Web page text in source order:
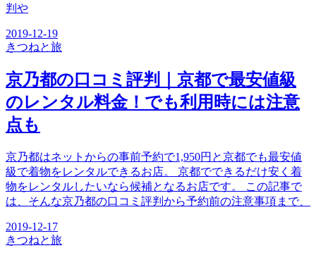
判や
2019-12-19
きつねと旅
京乃都の口コミ評判｜京都で最安値級
のレンタル料金！でも利用時には注意
点も
京乃都はネットからの事前予約で1,950円と京都でも最安値
級で着物をレンタルできるお店。 京都でできるだけ安く着
物をレンタルしたいなら候補となるお店です。 この記事で
は、そんな京乃都の口コミ評判から予約前の注意事項まで、
2019-12-17
きつねと旅